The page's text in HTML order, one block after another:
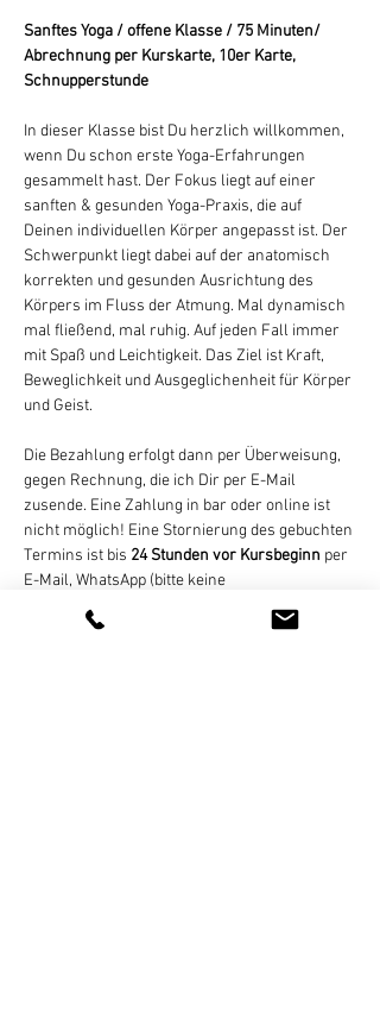
Sanftes Yoga / offene Klasse / 75 Minuten/
Abrechnung per Kurskarte, 10er Karte,
Schnupperstunde
In dieser Klasse bist Du herzlich willkommen,
wenn Du schon erste Yoga-Erfahrungen
gesammelt hast. Der Fokus liegt auf einer
sanften & gesunden Yoga-Praxis, die auf
Deinen individuellen Körper angepasst ist. Der
Schwerpunkt liegt dabei auf der anatomisch
korrekten und gesunden Ausrichtung des
Körpers im Fluss der Atmung. Mal dynamisch
mal fließend, mal ruhig. Auf jeden Fall immer
mit Spaß und Leichtigkeit. Das Ziel ist Kraft,
Beweglichkeit und Ausgeglichenheit für Körper
und Geist.
Die Bezahlung erfolgt dann per Überweisung,
gegen Rechnung, die ich Dir per E-Mail
zusende. Eine Zahlung in bar oder online ist
nicht möglich! Eine Stornierung des gebuchten
Termins ist bis 24 Stunden vor Kursbeginn per
E-Mail, WhatsApp (bitte keine
Sprachnachrichten), SMS, oder Telefon
kostenlos möglich. Bei zu später Absage oder